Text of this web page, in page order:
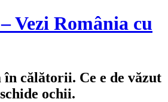
Vezi România cu
în călătorii. Ce e de văzut
ochii.